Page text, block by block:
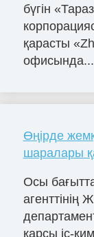
бүгін
қарасты
офисында...
Өңірде
шаралары
Осы
қарсы іс-